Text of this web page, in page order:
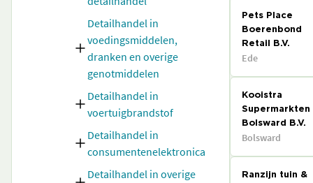
Detailhandel in
voedingsmiddelen,
dranken en overige
genotmiddelen
Detailhandel in
voertuigbrandstof
Detailhandel in
consumentenelektronica
Detailhandel in overige
Pets Place
Boerenbond
Retail B.V.
Ede
Kooistra
Supermarkten
Bolsward B.V.
Bolsward
Ranzijn tuin &